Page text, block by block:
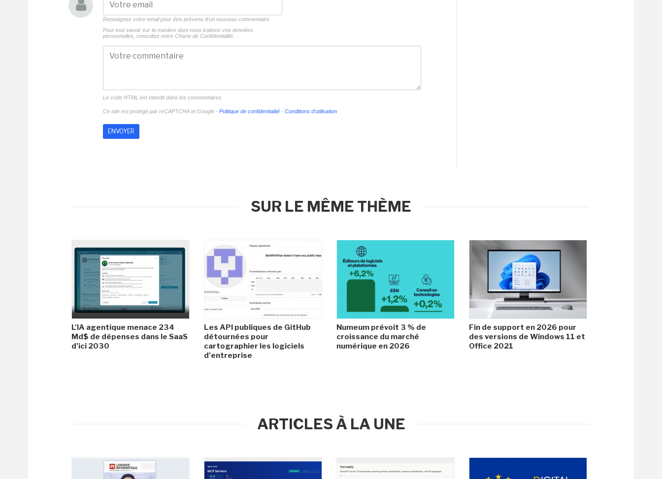
Renseignez votre email pour être prévenu d'un nouveau commentaire
Pour tout savoir sur la manière dont nous traitons vos données
personnelles, consultez notre Charte de Confidentialité.
Le code HTML est interdit dans les commentaires
Ce site est protégé par reCAPTCHA et Google - Politique de confidentialité - Conditions d'utilisation
SUR LE MÊME THÈME
L'IA agentique menace 234
Md$ de dépenses dans le SaaS
d'ici 2030
Les API publiques de GitHub
détournées pour
cartographier les logiciels
d'entreprise
Numeum prévoit 3 % de
croissance du marché
numérique en 2026
Fin de support en 2026 pour
des versions de Windows 11 et
Office 2021
ARTICLES À LA UNE